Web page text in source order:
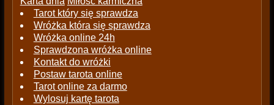
Tarot który się sprawdza
Wróżka która się sprawdza
Wróżka online 24h
Sprawdzona wróżka online
Kontakt do wróżki
Postaw tarota online
Tarot online za darmo
Wylosuj kartę tarota